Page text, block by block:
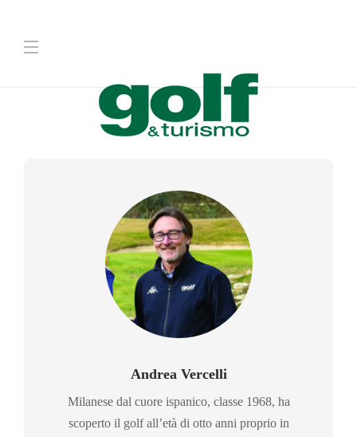
Andrea Vercelli
Milanese dal cuore ispanico, classe 1968, ha
scoperto il golf all’età di otto anni proprio in